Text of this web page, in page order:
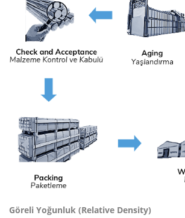
Göreli Yoğunluk (Relative Density)